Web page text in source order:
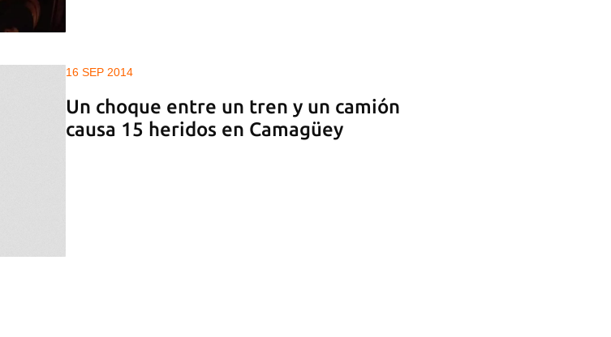
16 SEP 2014
Un choque entre un tren y un camión
causa 15 heridos en Camagüey